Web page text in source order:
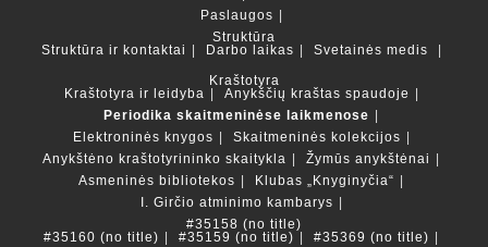
Paslaugos
Struktūra
Struktūra ir kontaktai
Darbo laikas
Svetainės medis
Kraštotyra
Kraštotyra ir leidyba
Anykščių kraštas spaudoje
Periodika skaitmeninėse laikmenose
Elektroninės knygos
Skaitmeninės kolekcijos
Anykštėno kraštotyrininko skaitykla
Žymūs anykštėnai
Asmeninės bibliotekos
Klubas „Knyginyčia“
I. Girčio atminimo kambarys
#35158 (no title)
#35160 (no title)
#35159 (no title)
#35369 (no title)